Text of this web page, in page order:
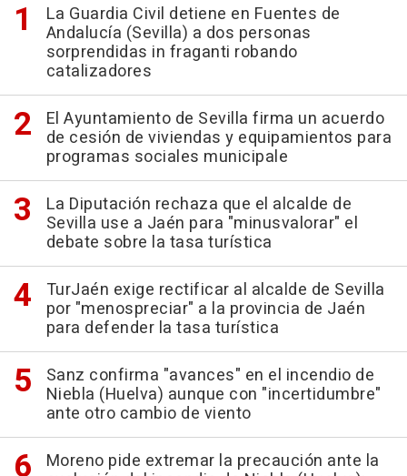
La Guardia Civil detiene en Fuentes de
Andalucía (Sevilla) a dos personas
sorprendidas in fraganti robando
catalizadores
El Ayuntamiento de Sevilla firma un acuerdo
de cesión de viviendas y equipamientos para
programas sociales municipale
La Diputación rechaza que el alcalde de
Sevilla use a Jaén para "minusvalorar" el
debate sobre la tasa turística
TurJaén exige rectificar al alcalde de Sevilla
por "menospreciar" a la provincia de Jaén
para defender la tasa turística
Sanz confirma "avances" en el incendio de
Niebla (Huelva) aunque con "incertidumbre"
ante otro cambio de viento
Moreno pide extremar la precaución ante la